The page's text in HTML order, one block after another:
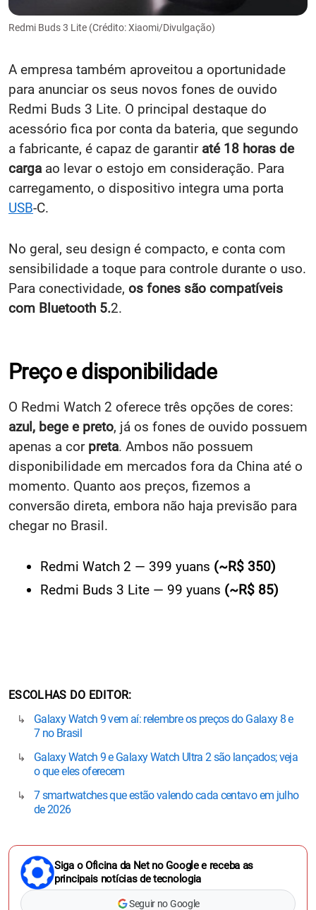
Redmi Buds 3 Lite (Crédito: Xiaomi/Divulgação)
A empresa também aproveitou a oportunidade
para anunciar os seus novos fones de ouvido
Redmi Buds 3 Lite. O principal destaque do
acessório fica por conta da bateria, que segundo
a fabricante, é capaz de garantir até 18 horas de
carga ao levar o estojo em consideração. Para
carregamento, o dispositivo integra uma porta
USB-C.
No geral, seu design é compacto, e conta com
sensibilidade a toque para controle durante o uso.
Para conectividade, os fones são compatíveis
com Bluetooth 5.2.
Preço e disponibilidade
O Redmi Watch 2 oferece três opções de cores:
azul, bege e preto, já os fones de ouvido possuem
apenas a cor preta. Ambos não possuem
disponibilidade em mercados fora da China até o
momento. Quanto aos preços, fizemos a
conversão direta, embora não haja previsão para
chegar no Brasil.
Redmi Watch 2 — 399 yuans (~R$ 350)
Redmi Buds 3 Lite — 99 yuans (~R$ 85)
ESCOLHAS DO EDITOR
Galaxy Watch 9 vem aí: relembre os preços do Galaxy 8 e
7 no Brasil
Galaxy Watch 9 e Galaxy Watch Ultra 2 são lançados; veja
o que eles oferecem
7 smartwatches que estão valendo cada centavo em julho
de 2026
Siga o Oficina da Net no Google e receba as
principais notícias de tecnologia
Seguir no Google